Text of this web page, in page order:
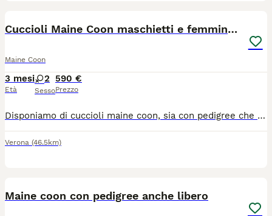
Cuccioli Maine Coon maschietti e femminucce
Maine Coon
3 mesi
Età
2
Sesso
590 €
Prezzo
Disponiamo di cuccioli maine coon, sia con pedigree che non. Prezzo a partire da 590 euro Maschi molto belli futura taglia xxl Femminucce molto belle Genitori di nostra proprietà Visibili tutti i giorni su appuntamento Chiama il 3276599819
Verona (46.5km)
Maine coon con pedigree anche libero